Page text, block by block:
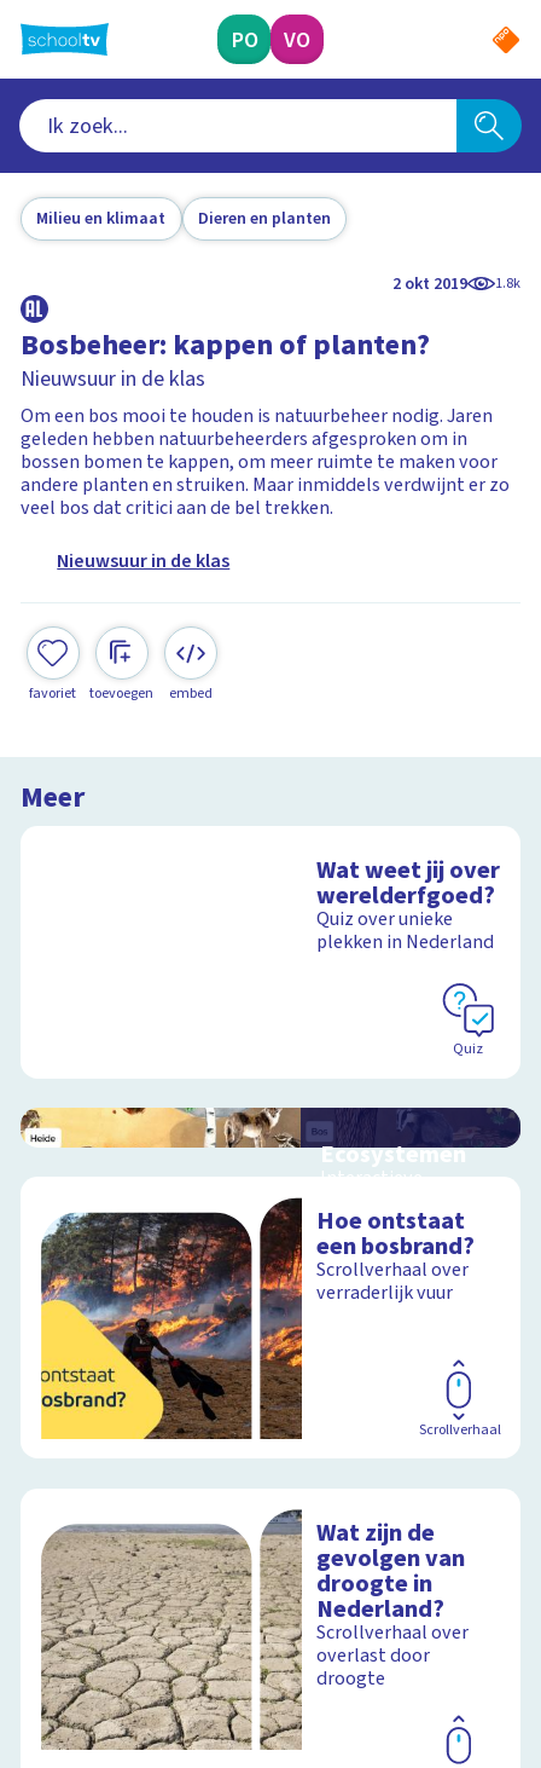
naar
hoofdinhoud
PO VO
Milieu en klimaat Dieren en planten
2 okt 2019 1.8k
Bosbeheer: kappen of planten?
Nieuwsuur in de klas
Om een bos mooi te houden is natuurbeheer nodig. Jaren
geleden hebben natuurbeheerders afgesproken om in
bossen bomen te kappen, om meer ruimte te maken voor
andere planten en struiken. Maar inmiddels verdwijnt er zo
veel bos dat critici aan de bel trekken.
Nieuwsuur in de klas
favoriet toevoegen embed
Meer
Wat weet jij over
werelderfgoed?
Quiz over unieke
plekken in Nederland
Quiz
Ecosystemen
Interactieve
Veluwe
Hoe ontstaat
een bosbrand?
Scrollverhaal over
verraderlijk vuur
Scrollverhaal
Wat zijn de
gevolgen van
droogte in
Nederland?
Scrollverhaal over
overlast door
droogte